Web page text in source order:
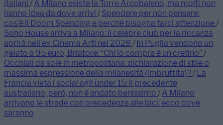
italiani / A Milano esiste la Torre Arcobaleno, ma molti non
hanno idea da dove arrivi / Spendere per non pensare:
cos’è il Doom Spending e perché bisogna farci attenzione/
Soho House arriva a Milano: il celebre club per la riccanza
aprirà nell’ex Cinema Arti nel 2028 / In Puglia vendono un
gelato a 95 euro, Briatore: “Chi lo compra è un cretino”/
Occhiali da sole in metropolitana: dichiarazione di stile o
massima espressione della milanesità (imbruttita)?/ La
Francia vieta i social agli under 15: il precedente
australiano, però, non è andato benissimo / A Milano
arrivano le strade con precedenza alle bici: ecco dove
saranno